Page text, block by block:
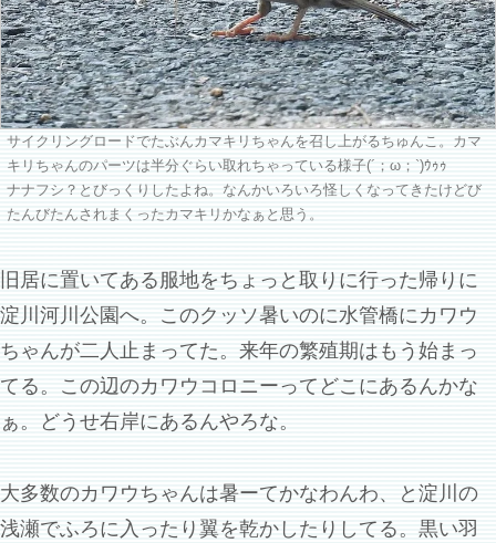
サイクリングロードでたぶんカマキリちゃんを召し上がるちゅんこ。カマ
キリちゃんのパーツは半分ぐらい取れちゃっている様子(´；ω；`)ｳｩｩ
ナナフシ？とびっくりしたよね。なんかいろいろ怪しくなってきたけどび
たんびたんされまくったカマキリかなぁと思う。
旧居に置いてある服地をちょっと取りに行った帰りに
淀川河川公園へ。このクッソ暑いのに水管橋にカワウ
ちゃんが二人止まってた。来年の繁殖期はもう始まっ
てる。この辺のカワウコロニーってどこにあるんかな
ぁ。どうせ右岸にあるんやろな。
大多数のカワウちゃんは暑ーてかなわんわ、と淀川の
浅瀬でふろに入ったり翼を乾かしたりしてる。黒い羽